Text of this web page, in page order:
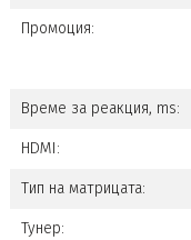
Промоция:
Време за реакция, ms:
HDMI:
Тип на матрицата:
Тунер: